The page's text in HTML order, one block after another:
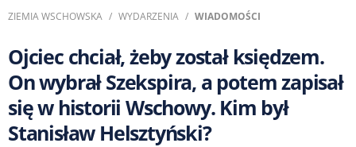
ZIEMIA WSCHOWSKA WYDARZENIA WIADOMOŚCI
Ojciec chciał, żeby został księdzem.
On wybrał Szekspira, a potem zapisał
się w historii Wschowy. Kim był
Stanisław Helsztyński?